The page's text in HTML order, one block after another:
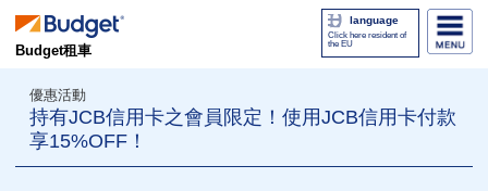
Budget租車
language
Click here resident of
the EU
優惠活動
持有JCB信用卡之會員限定！使用JCB信用卡付款
享15%OFF！